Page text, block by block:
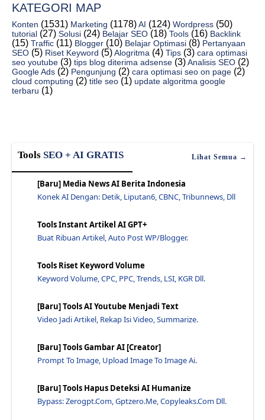
Berepa Penghasilan AdSense Blog? Dari 0 Hingga Sukses
Trik Cuan dari Monetisasi Situs Website Jangka Pan...
Menerapkan Iklan Google AdSense Di Situs Web Anda
Mendapatkan Keuntungan Dari Google AdSense Di Situ...
Kunci Sukses Monetisasi Situs Web Anda Di 2023
Memahami Kebijakan AdSense Untuk WordPress Ads
Syarat AdSense WordPress Pelajari, Pengetahuan, Ke...
Menghadirkan Majalah Online Terkenal Berbasis Word...
Membangun Situs Web Musik Internasional Dengan Wor...
Menyajikan Konten Media Yang Kaya Dengan WordPress
Sebutkan Contoh Website WordPress Yang Sudah Sukses
Tips Mendapatkan Uang Dari Blog WordPress Gratis D...
Cuan AdSense Di WordPress Gratis: Panduan Lengkap ...
Menggali Kemampuan AdSense Di WordPress Gratis
Tips Membuat Landing Page Tanpa Domain Premium
Membangun Efektivitas Landing Page Tanpa Domain Pr...
KATEGORI MAP
Konten (1531) Marketing (1178)AI (124) Wordpress (50)
tutorial (27) Solusi (24) Belajar SEO (18) Tools (16) Backlink
(15) Traffic (11) Blogger (10) Belajar Optimasi (8) Pertanyaan
SEO (5) Riset Keyword (5)Alogritma (4) Tips (3) cara optimasi
seo youtube (3) tips blog diterima adsense (3)Analisis SEO (2)
Google Ads (2) Pengunjung (2) cara optimasi seo on page (2)
cloud computing (2) title seo (1) update algoritma google
terbaru (1)
Tools SEO + AI GRATIS Lihat Semua →
[Baru] Media News AI Berita Indonesia
Konek AI Dengan: Detik, Liputan6, CBNC, Tribunnews, Dll
Tools Instant Artikel AI GPT+
Buat Ribuan Artikel, Auto Post WP/Blogger.
Tools Riset Keyword Volume
Keyword Volume, CPC, PPC, Trends, LSI, KGR Dll.
[Baru] Tools AI Youtube Menjadi Text
Video Jadi Artikel, Rekap Isi Video, Summarize.
[Baru] Tools Gambar AI [Creator]
Prompt To Image, Upload Image To Image Ai.
[Baru] Tools Hapus Deteksi AI Humanize
Bypass: Zerogpt.com, Gptzero.me, Copyleaks.com Dll.